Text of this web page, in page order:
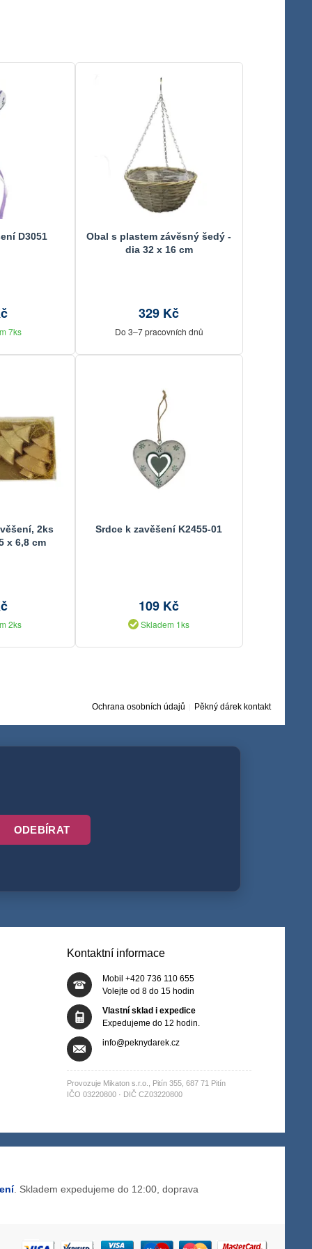
D3051
7ks
Obal s plastem závěsný šedý -
dia 32 x 16 cm
329 Kč
Do 3–7 pracovních dnů
2ks
x 6,8 cm
2ks
Srdce k zavěšení K2455-01
109 Kč
Skladem 1ks
Ochrana osobních údajů Pěkný dárek kontakt
ODEBÍRAT
Kontaktní informace
Mobil +420 736 110 655
Volejte od 8 do 15 hodin
Vlastní sklad i expedice
Expedujeme do 12 hodin.
info@peknydarek.cz
Provozuje Mikaton s.r.o., Pitín 355, 687 71 Pitín
IČO 03220800 · DIČ CZ03220800
. Skladem expedujeme do 12:00, doprava